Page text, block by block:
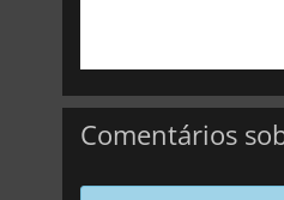
Comentários